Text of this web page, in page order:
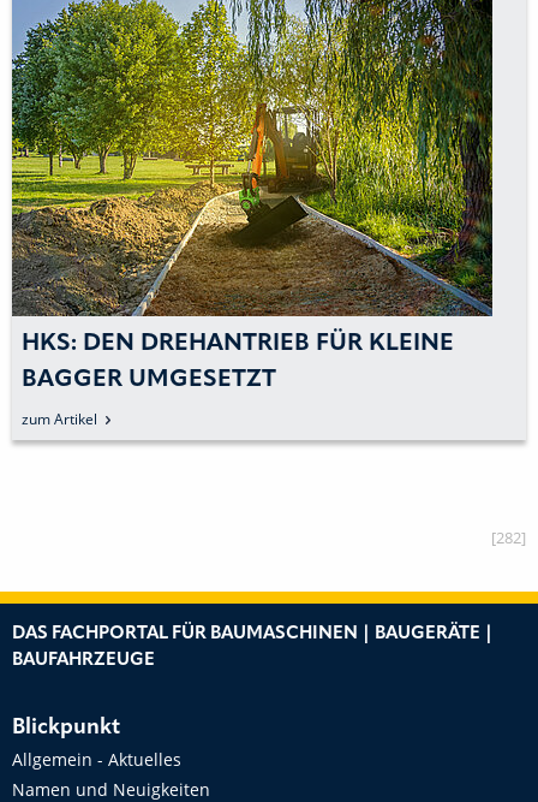
HKS: DEN DREHANTRIEB FÜR KLEINE
BAGGER UMGESETZT
zum Artikel
[282]
DAS FACHPORTAL FÜR BAUMASCHINEN | BAUGERÄTE |
BAUFAHRZEUGE
Blickpunkt
Allgemein - Aktuelles
Namen und Neuigkeiten